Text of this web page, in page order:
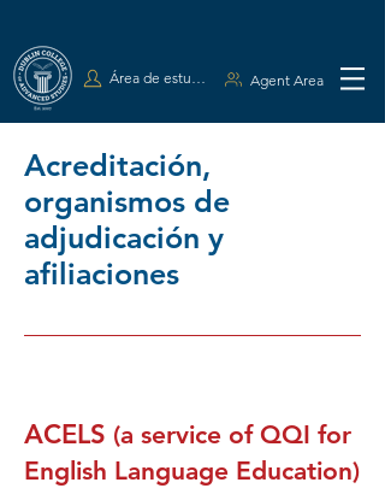
Área de estudiantes Agent Area
Acreditación,
organismos de
adjudicación y
afiliaciones
ACELS (a service of QQI for
English Language Education)